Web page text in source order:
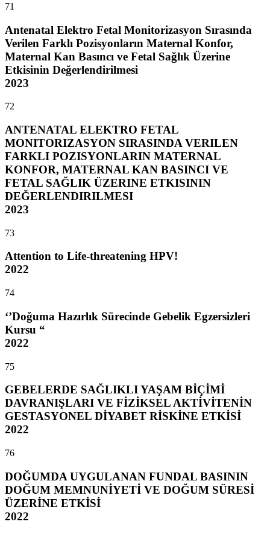
71
Antenatal Elektro Fetal Monitorizasyon Sırasında
Verilen Farklı Pozisyonların Maternal Konfor,
Maternal Kan Basıncı ve Fetal Sağlık Üzerine
Etkisinin Değerlendirilmesi
2023
72
ANTENATAL ELEKTRO FETAL
MONITORIZASYON SIRASINDA VERILEN
FARKLI POZISYONLARIN MATERNAL
KONFOR, MATERNAL KAN BASINCI VE
FETAL SAĞLIK ÜZERINE ETKISININ
DEĞERLENDIRILMESI
2023
73
Attention to Life-threatening HPV!
2022
74
‘’Doğuma Hazırlık Sürecinde Gebelik Egzersizleri
Kursu “
2022
75
GEBELERDE SAĞLIKLI YAŞAM BİÇİMİ
DAVRANIŞLARI VE FİZİKSEL AKTİVİTENİN
GESTASYONEL DİYABET RİSKİNE ETKİSİ
2022
76
DOĞUMDA UYGULANAN FUNDAL BASININ
DOĞUM MEMNUNİYETİ VE DOĞUM SÜRESİ
ÜZERİNE ETKİSİ
2022